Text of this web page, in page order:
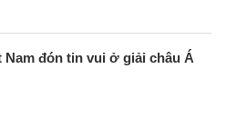
Nam đón tin vui ở giải châu Á